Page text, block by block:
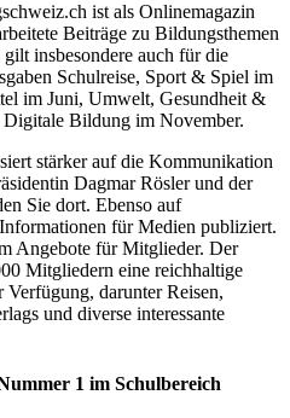
ist als Onlinemagazin
Beiträge zu Bildungsthemen
insbesondere auch für die
Schulreise, Sport & Spiel im
im Juni, Umwelt, Gesundheit &
Bildung im November.
stärker auf die Kommunikation
Dagmar Rösler und der
Sie dort. Ebenso auf
für Medien publiziert.
Angebote für Mitglieder. Der
Mitgliedern eine reichhaltige
darunter Reisen,
und diverse interessante
1 im Schulbereich